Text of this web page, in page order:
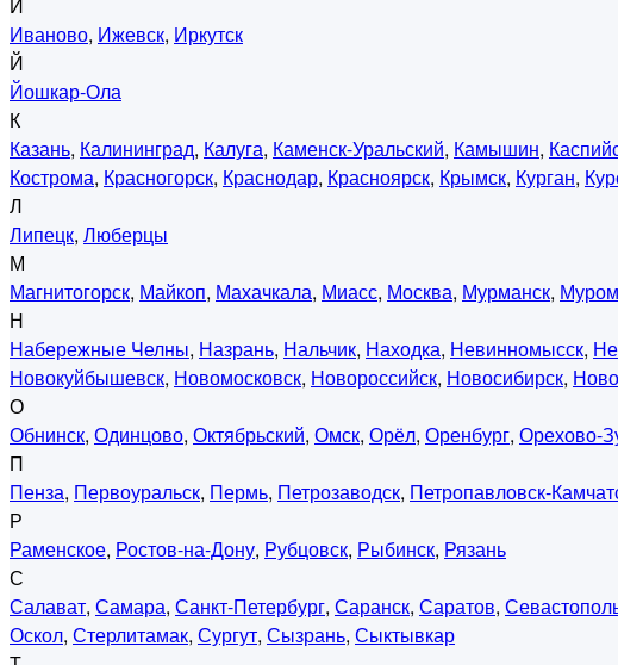
Иваново, Ижевск, Иркутск
Й
Йошкар-Ола
К
Казань, Калининград, Калуга, Каменск-Уральский, Камышин,
Кострома, Красногорск, Краснодар, Красноярск, Крымск, Курган,
Л
Липецк, Люберцы
М
Магнитогорск, Майкоп, Махачкала, Миасс, Москва, Мурманск, Муром
Н
Набережные Челны, Назрань, Нальчик, Находка, Невинномысск,
Новокуйбышевск, Новомосковск, Новороссийск, Новосибирск,
О
Обнинск, Одинцово, Октябрьский, Омск, Орёл, Оренбург, Орехово-
П
Пенза, Первоуральск, Пермь, Петрозаводск, Петропавловск-
Р
Раменское, Ростов-на-Дону, Рубцовск, Рыбинск, Рязань
С
Салават, Самара, Санкт-Петербург, Саранск, Саратов,
Оскол, Стерлитамак, Сургут, Сызрань, Сыктывкар